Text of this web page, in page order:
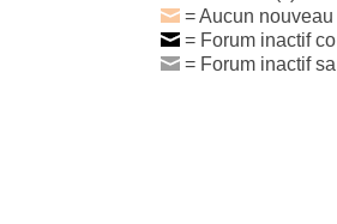
= Aucun
= Forum inactif
= Forum inactif